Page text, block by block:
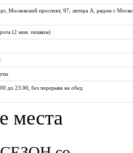
, Московский проспект, 97, литера А, рядом с
(2 мин. пешком)
до 23.00, без перерыва на обед
места